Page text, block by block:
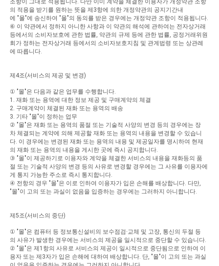
의 적용을 받기를 원하는 뜻을 제3항에 의한 개정약관의 공지기간내
에 "몰"에 송신하여 "몰"의 동의를 받은 경우에는 개정약관 조항이 적용됩니다
⑥ 이 약관에서 정하지 아니한 사항과 이 약관의 해석에 관하여는 전자상거래
등에서의 소비자보호에 관한 법률 약관의 규제 등에 관한 법률 공정거래위원
회가 정하는 전자상거래 등에서의 소비자보호지침 및 관계법령 또는 상관례
에 따릅니다
제4조(서비스의 제공 및 변경)
① "몰"은 다음과 같은 업무를 수행합니다
1. 재화 또는 용역에 대한 정보 제공 및 구매계약의 체결
2. 구매계약이 체결된 재화 또는 용역의 배송
3. 기타 "몰"이 정하는 업무
② "몰"은 재화 또는 용역의 품절 또는 기술적 사양의 변경 등의 경우에는 장
차 체결되는 계약에 의해 제공할 재화 또는 용역의 내용을 변경할 수 있습니
다 이 경우에는 변경된 재화 또는 용역의 내용 및 제공일자를 명시하여 현재
의 재화 또는 용역의 내용을 게시한 곳에 즉시 공지합니다
③ "몰"이 제공하기로 이용자와 계약을 체결한 서비스의 내용을 재화등의 품
절 또는 기술적 사양의 변경 등의 사유로 변경할 경우에는 그 사유를 이용자에
게 통지 가능한 주소로 즉시 통지합니다
④ 전항의 경우 "몰"은 이로 인하여 이용자가 입은 손해를 배상합니다 다만
"몰"이 고의 또는 과실이 없음을 입증하는 경우에는 그러하지 아니합니다
제5조(서비스의 중단)
① "몰"은 컴퓨터 등 정보통신설비의 보수점검 · 교체 및 고장 통신의 두절 등
의 사유가 발생한 경우에는 서비스의 제공을 일시적으로 중단할 수 있습니다
② "몰"은 제1 항의 사유로 서비스의 제공이 일시적으로 중단됨으로 인하여 이
용자 또는 제3자가 입은 손해에 대하여 배상합니다 단 , "몰"이 고의 또는 과실